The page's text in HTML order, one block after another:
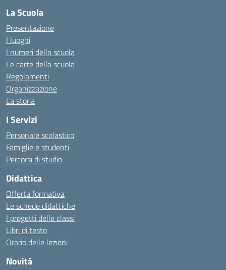
La Scuola
Presentazione
I luoghi
I numeri della scuola
Le carte della scuola
Regolamenti
Organizzazione
La storia
I Servizi
Personale scolastico
Famiglie e studenti
Percorsi di studio
Didattica
Offerta formativa
Le schede didattiche
I progetti delle classi
Libri di testo
Orario delle lezioni
Novità